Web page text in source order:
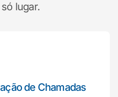
lugar.
de Chamadas